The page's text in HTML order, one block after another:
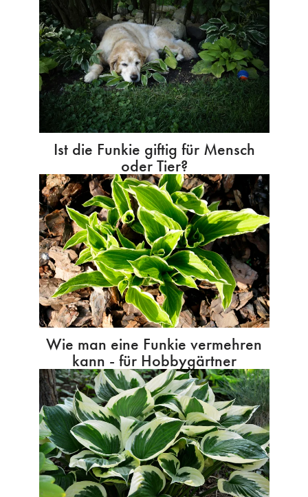
Ist die Funkie giftig für Mensch
oder Tier?
Wie man eine Funkie vermehren
kann - für Hobbygärtner